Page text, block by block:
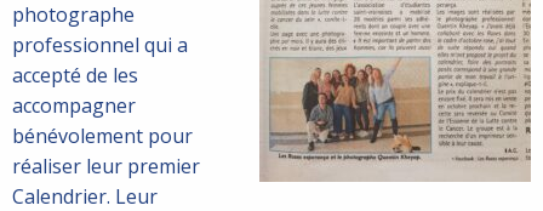
photographe
professionnel qui a
accepté de les
accompagner
bénévolement pour
réaliser leur premier
Calendrier. Leur